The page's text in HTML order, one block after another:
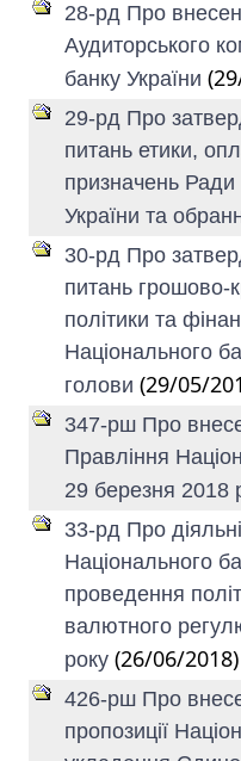
28-рд Про
Аудиторського
банку України
29-рд Про
питань етики,
призначень Ради
України та
30-рд Про
питань грошово-
політики та
Національного
голови (29/05/
347-рш Про
Правління
29 березня
33-рд Про
Національного
проведення
валютного
року (26/06/2018)
426-рш Про
пропозиції